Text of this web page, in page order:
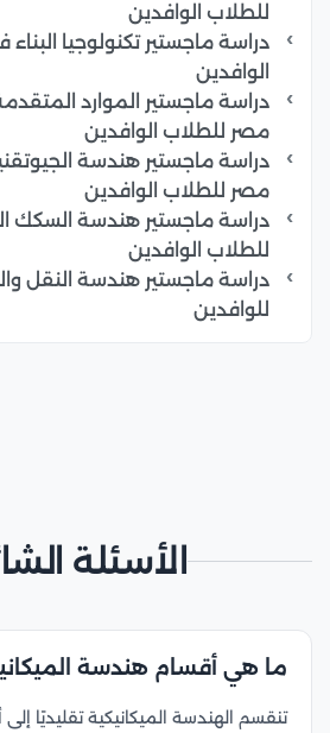
للطلاب الوافدين
دراسة ماجستير تكنولوجيا
الوافدين
دراسة ماجستير الموارد
مصر للطلاب الوافدين
دراسة ماجستير هندسة
مصر للطلاب الوافدين
دراسة ماجستير هندسة السكك
للطلاب الوافدين
دراسة ماجستير هندسة النقل
للوافدين
الأسئلة
ما هي أقسام هندسة
تنقسم الهندسة الميكانيكية تقليديًا